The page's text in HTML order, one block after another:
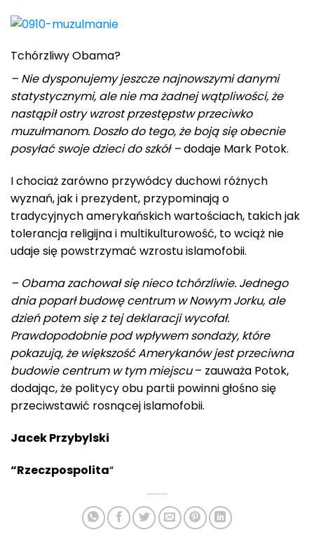
Tchórzliwy Obama?
– Nie dysponujemy jeszcze najnowszymi danymi
statystycznymi, ale nie ma żadnej wątpliwości, że
nastąpił ostry wzrost przestępstw przeciwko
muzułmanom. Doszło do tego, że boją się obecnie
posyłać swoje dzieci do szkół –dodaje Mark Potok.
I chociaż zarówno przywódcy duchowi różnych
wyznań, jak i prezydent, przypominają o
tradycyjnych amerykańskich wartościach, takich jak
tolerancja religijna i multikulturowość, to wciąż nie
udaje się powstrzymać wzrostu islamofobii.
– Obama zachował się nieco tchórzliwie. Jednego
dnia poparł budowę centrum w Nowym Jorku, ale
dzień potem się z tej deklaracji wycofał.
Prawdopodobnie pod wpływem sondaży, które
pokazują, że większość Amerykanów jest przeciwna
budowie centrum w tym miejscu– zauważa Potok,
dodając, że politycy obu partii powinni głośno się
przeciwstawić rosnącej islamofobii.
Jacek Przybylski
“Rzeczpospolita“